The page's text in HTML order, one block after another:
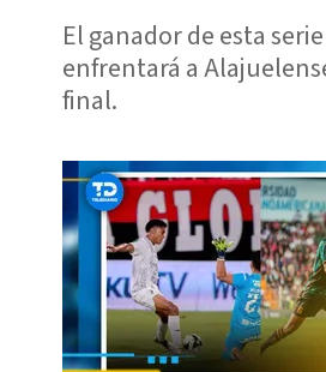
El ganador de esta
enfrentará a
final.